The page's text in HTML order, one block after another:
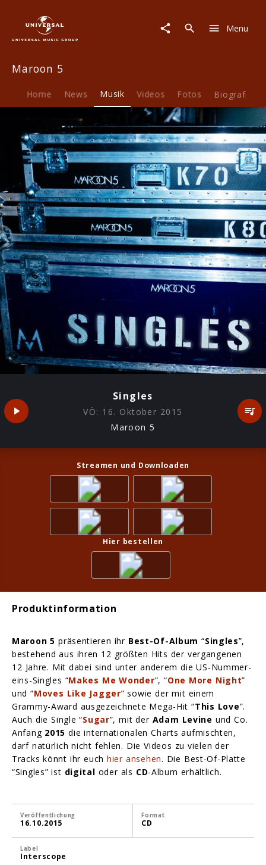
Musik
Singles
Menu
Maroon 5
Home News Musik Videos Fotos Biografie
Singles
VÖ: 16. Oktober 2015
Maroon 5
Streamen und Downloaden
Hier bestellen
Produktinformation
Maroon 5 präsentieren ihrBest-Of-Album “Singles”,
bestehend aus ihren 12 größten Hits der vergangenen
12 Jahre. Mit dabei sind unter anderem die US-Nummer-
eins-Singles “Makes Me Wonder”, “One More Night”
und “Moves Like Jagger” sowie der mit einem
Grammy-Award ausgezeichnete Mega-Hit “This Love”.
Auch die Single “Sugar”, mit der Adam Levine und Co.
Anfang 2015 die internationalen Charts aufmischten,
darf natürlich nicht fehlen. Die Videos zu vielen der
Tracks könnt ihr euchhier ansehen. Die Best-Of-Platte
“Singles” ist digital oder als CD-Album erhältlich.
Veröffentlichung
16.10.2015
Format
CD
Label
Interscope